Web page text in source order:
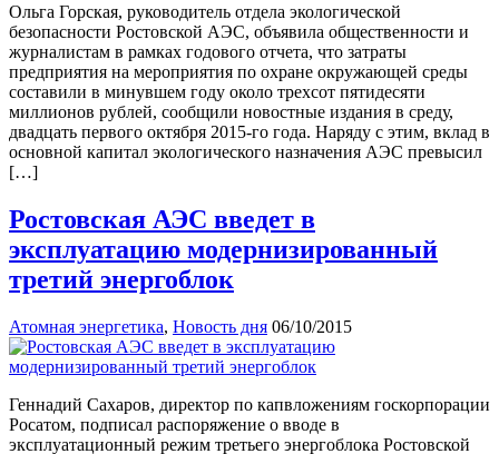
Ольга Горская, руководитель отдела экологической
безопасности Ростовской АЭС, объявила общественности и
журналистам в рамках годового отчета, что затраты
предприятия на мероприятия по охране окружающей среды
составили в минувшем году около трехсот пятидесяти
миллионов рублей, сообщили новостные издания в среду,
двадцать первого октября 2015-го года. Наряду с этим, вклад в
основной капитал экологического назначения АЭС превысил
[…]
Ростовская АЭС введет в
эксплуатацию модернизированный
третий энергоблок
Атомная энергетика, Новость дня 06/10/2015
Геннадий Сахаров, директор по капвложениям госкорпорации
Росатом, подписал распоряжение о вводе в
эксплуатационный режим третьего энергоблока Ростовской